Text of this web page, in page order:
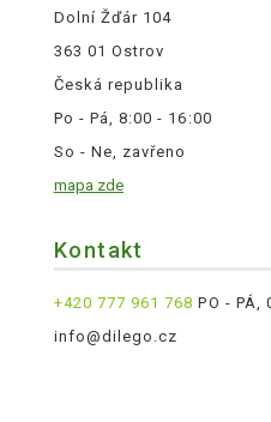
Dolní Žďár 104
363 01 Ostrov
Česká republika
Po - Pá, 8:00 - 16:00
So - Ne, zavřeno
mapa zde
Kontakt
+420 777 961 768 PO - PÁ,
info@dilego.cz